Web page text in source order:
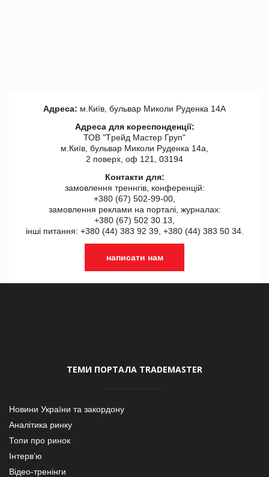
Адреса: м.Київ, бульвар Миколи Руденка 14А
Адреса для кореспонденції:
ТОВ "Tрейд Мастер Груп"
м.Київ, бульвар Миколи Руденка 14а,
2 поверх, оф 121, 03194
Контакти для:
замовлення треннгів, конференцій:
+380 (67) 502-99-00,
замовлення реклами на порталі, журналах:
+380 (67) 502 30 13,
інші питання: +380 (44) 383 92 39, +380 (44) 383 50 34.
написати нам
ТЕМИ ПОРТАЛА TRADEMASTER
Новини України та закордону
Аналітика ринку
Топи про ринок
Інтерв’ю
Відео-тренінги